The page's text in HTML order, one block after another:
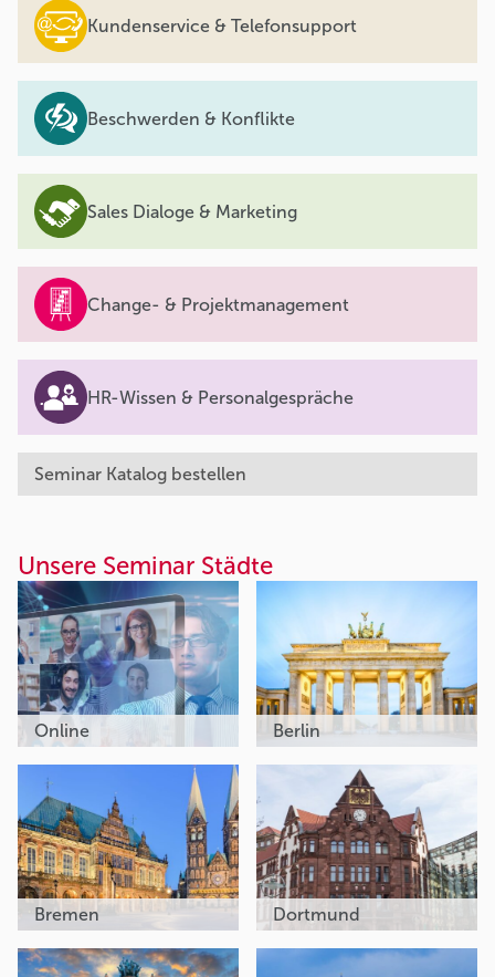
Kundenservice & Telefonsupport
Beschwerden & Konflikte
Sales Dialoge & Marketing
Change- & Projektmanagement
HR-Wissen & Personalgespräche
Seminar Katalog bestellen
Unsere Seminar Städte
Online Berlin
Bremen Dortmund